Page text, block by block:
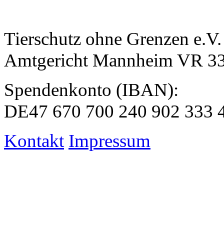
Tierschutz ohne Grenzen e.V.
Amtgericht Mannheim VR
Spendenkonto (IBAN):
DE47 670 700 240 902 333
Kontakt Impressum